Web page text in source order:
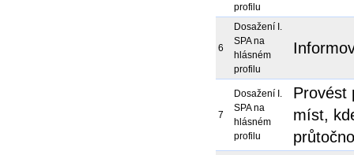
profilu
6
Dosažení I.
SPA na
hlásném
profilu
7
Dosažení I.
SPA na
hlásném
profilu
Provést
míst,